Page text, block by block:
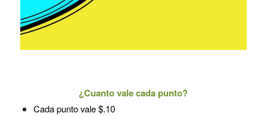
¿Cuanto vale cada punto?
Cada punto vale $.10